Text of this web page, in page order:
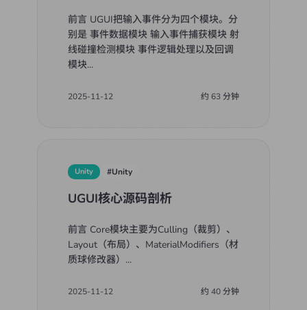
前言 UGUI把输入事件分为四个模块。分
别是 事件数据模块 输入事件捕获模块 射
线碰撞检测模块 事件逻辑处理以及回调
模块...
2025-11-12 约 63分钟
Unity #Unity
UGUI核心源码剖析
前言 Core模块主要为Culling（裁剪）、
Layout（布局）、MaterialModifiers（材
质球修改器） ...
2025-11-12 约 40分钟